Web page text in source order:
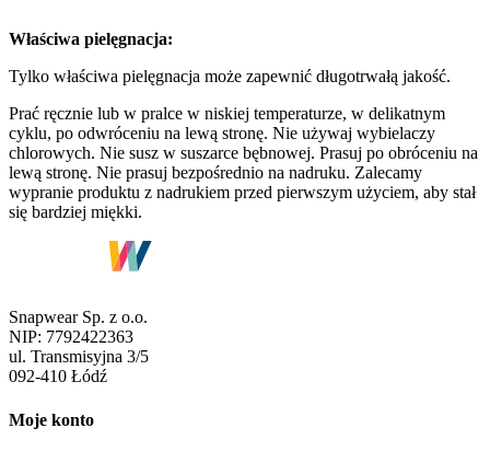
Właściwa pielęgnacja:
Tylko właściwa pielęgnacja może zapewnić długotrwałą jakość.
Prać ręcznie lub w pralce w niskiej temperaturze, w delikatnym
cyklu, po odwróceniu na lewą stronę. Nie używaj wybielaczy
chlorowych. Nie susz w suszarce bębnowej. Prasuj po obróceniu na
lewą stronę. Nie prasuj bezpośrednio na nadruku. Zalecamy
wypranie produktu z nadrukiem przed pierwszym użyciem, aby stał
się bardziej miękki.
Snapwear Sp. z o.o.
NIP: 7792422363
ul. Transmisyjna 3/5
092-410 Łódź
Moje konto